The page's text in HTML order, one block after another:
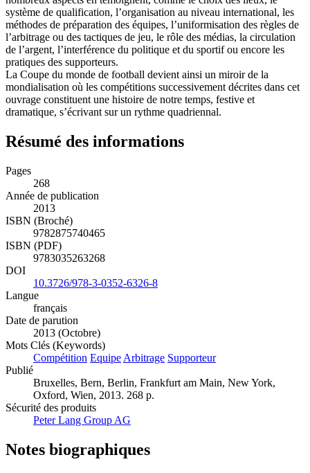
système de qualification, l’organisation au niveau international, les
méthodes de préparation des équipes, l’uniformisation des règles de
l’arbitrage ou des tactiques de jeu, le rôle des médias, la circulation
de l’argent, l’interférence du politique et du sportif ou encore les
pratiques des supporteurs.
La Coupe du monde de football devient ainsi un miroir de la
mondialisation où les compétitions successivement décrites dans cet
ouvrage constituent une histoire de notre temps, festive et
dramatique, s’écrivant sur un rythme quadriennal.
Résumé des informations
Pages
268
Année de publication
2013
ISBN (Broché)
9782875740465
ISBN (PDF)
9783035263268
DOI
10.3726/978-3-0352-6326-8
Langue
français
Date de parution
2013 (Octobre)
Mots Clés (Keywords)
Compétition Equipe Arbitrage Supporteur
Publié
Bruxelles, Bern, Berlin, Frankfurt am Main, New York,
Oxford, Wien, 2013. 268 p.
Sécurité des produits
Peter Lang Group AG
Notes biographiques